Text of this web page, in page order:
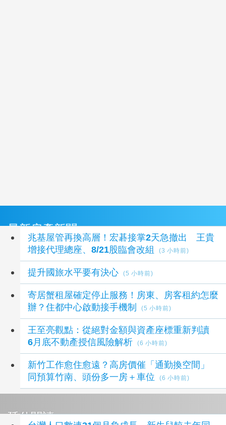
最新房產新聞
兆基屋管再換高層！宏碁接掌2天急撤出 王貴
增接代理總座、8/21股臨會改組
(3 小時前)
提升國旅水平要有決心 (5 小時前)
寄居蟹租屋確定停止服務！房東、房客租約怎麼
辦？住都中心啟動接手機制
(5 小時前)
王至亮觀點：從絕對金額與資產座標重新判讀
6月底不動產授信風險解析
(6 小時前)
新竹工作愈住愈遠？高房價催「通勤換空間」
同預算竹南、頭份多一房＋車位
(6 小時前)
延伸閱讀